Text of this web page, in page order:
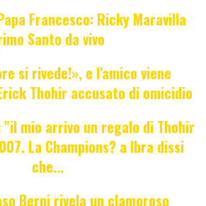
Francesco: Ricky Maravilla
Santo da vivo
si rivede!», e l'amico viene
Thohir accusato di omicidio
mio arrivo un regalo di Thohir
La Champions? a Ibra dissi
che...
Berni rivela un clamoroso